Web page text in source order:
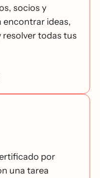
socios y
encontrar ideas,
todas tus
por
una tarea